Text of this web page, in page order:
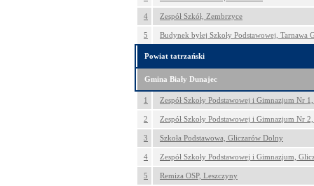
4 Zespół Szkół, Zembrzyce
5 Budynek byłej Szkoły Podstawowej, Tarnawa
Powiat tatrzański
Gmina Biały Dunajec
1 Zespół Szkoły Podstawowej i Gimnazjum Nr
2 Zespół Szkoły Podstawowej i Gimnazjum Nr
3 Szkoła Podstawowa, Gliczarów Dolny
4 Zespół Szkoły Podstawowej i Gimnazjum,
5 Remiza OSP, Leszczyny